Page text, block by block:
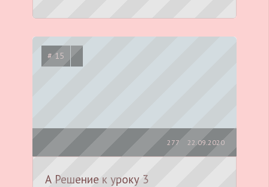
# 15
22.09.2020
277
А Решение к уроку 3